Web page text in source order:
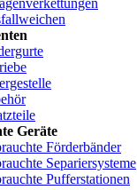
Geräte
Förderbänder
Separiersysteme
Pufferstationen